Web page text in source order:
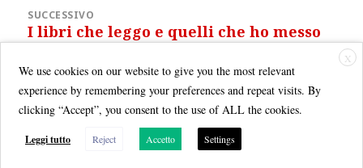
SUCCESSIVO
Articolo
I libri che leggo e quelli che ho messo
X
We use cookies on our website to give you the most relevant
experience by remembering your preferences and repeat visits. By
clicking “Accept”, you consent to the use of ALL the cookies.
Leggi tutto Reject Accetto Settings